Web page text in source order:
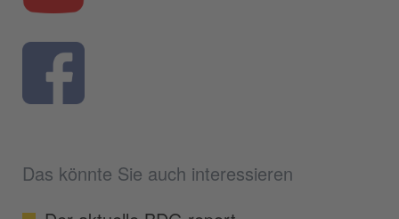
Das könnte Sie auch interessieren